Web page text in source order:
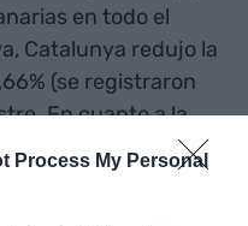
Process My Personal
en todo el
Catalunya redujo la
(se registraron
En cuanto a la
enero y marzo, se
de 175 (saldo